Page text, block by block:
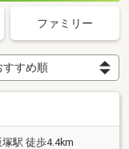
ファミリー
駅 徒歩4.4km